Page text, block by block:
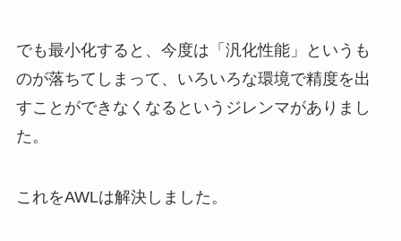
でも最小化すると、今度は「汎化性能」というも
のが落ちてしまって、いろいろな環境で精度を出
すことができなくなるというジレンマがありまし
た。
これをAWLは解決しました。